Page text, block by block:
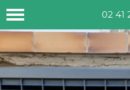
02 41